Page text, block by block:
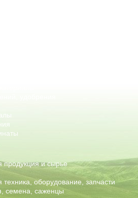
продукция и сырье
техника, оборудование, запчасти
семена, саженцы